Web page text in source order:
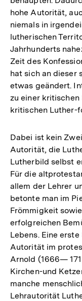
hohe Autorität,
niemals in
lutherischen
Jahrhunderts
Zeit des
hat sich an dieser
etwas geändert.
zu einer
kritischen Luther-
Dabei ist kein
Autorität, die
Lutherbild selbst
Für die
allem der Lehrer
betonte man im
Frömmigkeit
erfolgreichen
Lebens. Eine
Autorität im
Arnold (1666—
Kirchen-und
manche
Lehrautorität